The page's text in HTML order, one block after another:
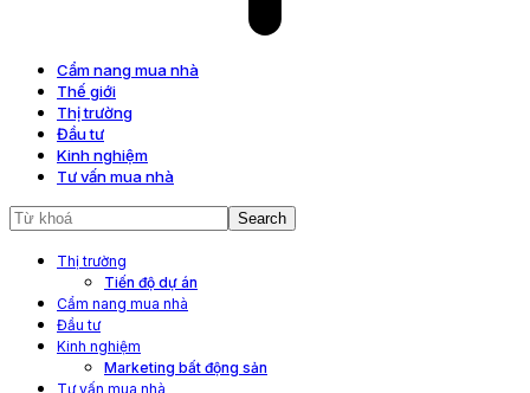
Cẩm nang mua nhà
Thế giới
Thị trường
Đầu tư
Kinh nghiệm
Tư vấn mua nhà
Thị trường
Tiến độ dự án
Cẩm nang mua nhà
Đầu tư
Kinh nghiệm
Marketing bất động sản
Tư vấn mua nhà